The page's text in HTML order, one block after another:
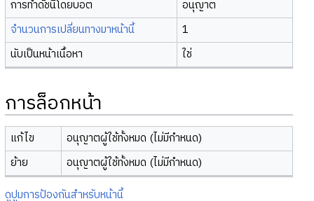
การทำดัชนีโดยบอต
อนุญาต
จำนวนการเปลี่ยนทางมาหน้านี้
1
นับเป็นหน้าเนื้อหา
ใช่
การล็อกหน้า
แก้ไข
อนุญาตผู้ใช้ทั้งหมด (ไม่มีกำหนด)
ย้าย
อนุญาตผู้ใช้ทั้งหมด (ไม่มีกำหนด)
ดูปูมการป้องกันสำหรับหน้านี้